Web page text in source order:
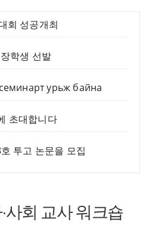
회 성공개최
학생 선발
урьж байна
초대합니다
투고 논문을 모집
사회 교사 워크숍